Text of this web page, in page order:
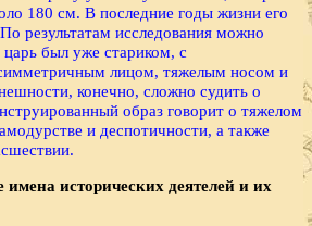
180 см. В последние годы жизни его
результатам исследования можно
царь был уже стариком, с
лицом, тяжелым носом и
конечно, сложно судить о
образ говорит о тяжелом
и деспотичности, а также
имена исторических деятелей и их